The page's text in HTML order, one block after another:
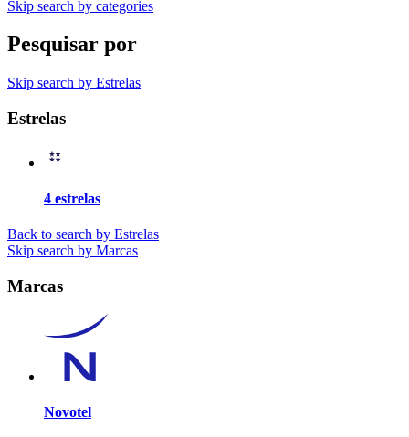
Skip search by categories
Pesquisar por
Skip search by Estrelas
Estrelas
4 estrelas
Back to search by Estrelas
Skip search by Marcas
Marcas
Novotel